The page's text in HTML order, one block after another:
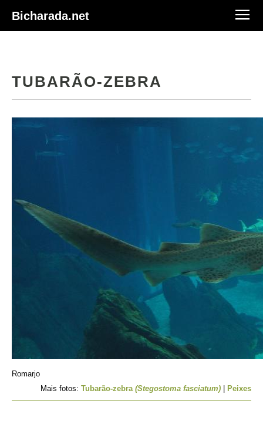
Bicharada.net
TUBARÃO-ZEBRA
Romarjo
Mais fotos: Tubarão-zebra (Stegostoma fasciatum) Peixes